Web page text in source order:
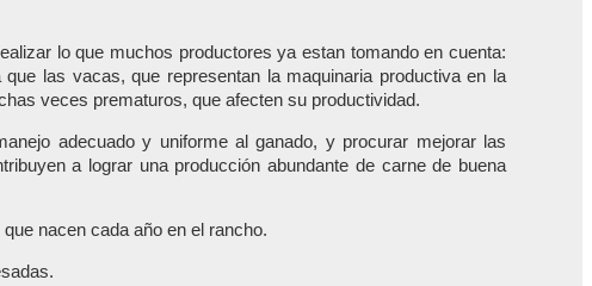
lo que muchos productores ya estan tomando en cuenta:
las vacas, que representan la maquinaria productiva en la
veces prematuros, que afecten su productividad.
adecuado y uniforme al ganado, y procurar mejorar las
a lograr una producción abundante de carne de buena
nacen cada año en el rancho.